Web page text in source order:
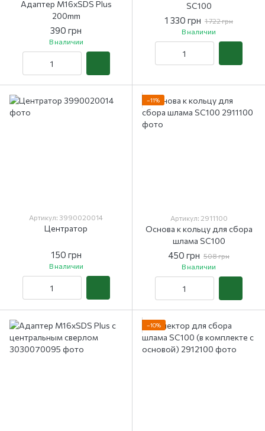
Адаптер М16хSDS Plus
200mm
390 грн
В наличии
SC100
1 330 грн 1 722 грн
В наличии
Артикул: 3990020014
Центратор
150 грн
В наличии
−11%
Артикул: 2911100
Основа к кольцу для сбора
шлама SC100
450 грн 508 грн
В наличии
−10%